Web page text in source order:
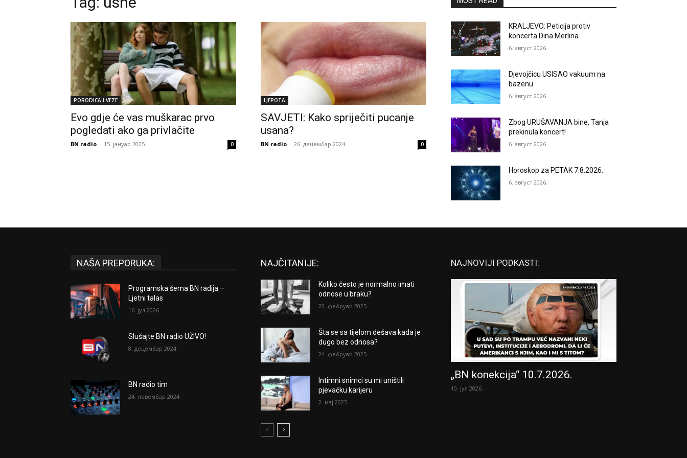
PORODICA I VEZE
Evo gdje će vas muškarac prvo
pogledati ako ga privlačite
BN radio - 15. јануар 2025. 0
LJEPOTA
SAVJETI: Kako spriječiti pucanje
usana?
BN radio - 26. децембар 2024. 0
KRALJEVO: Peticija protiv
koncerta Dina Merlina
6. август 2026.
Djevojčicu USISAO vakuum na
bazenu
6. август 2026.
Zbog URUŠAVANJA bine, Tanja
prekinula koncert!
6. август 2026.
Horoskop za PETAK 7.8.2026.
6. август 2026.
NAŠA PREPORUKA:
Programska šema BN radija –
Ljetni talas
16. јул 2026.
Slušajte BN radio UŽIVO!
8. децембар 2024.
BN radio tim
24. новембар 2024.
NAJČITANIJE:
Koliko često je normalno imati
odnose u braku?
22. фебруар 2025.
Šta se sa tijelom dešava kada je
dugo bez odnosa?
24. фебруар 2025.
Intimni snimci su mi uništili
pjevačku karijeru
2. мај 2025.
NAJNOVIJI PODKASTI:
„BN konekcija“ 10.7.2026.
10. јул 2026.